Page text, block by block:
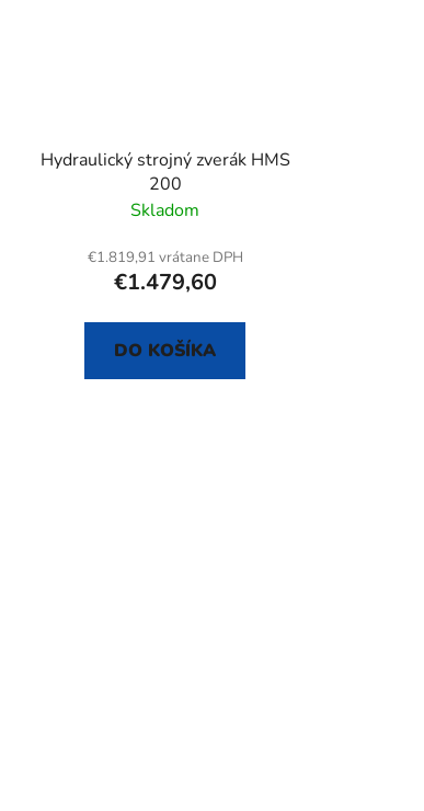
Hydraulický strojný zverák HMS
200
Skladom
€1.819,91 vrátane DPH
€1.479,60
DO KOŠÍKA